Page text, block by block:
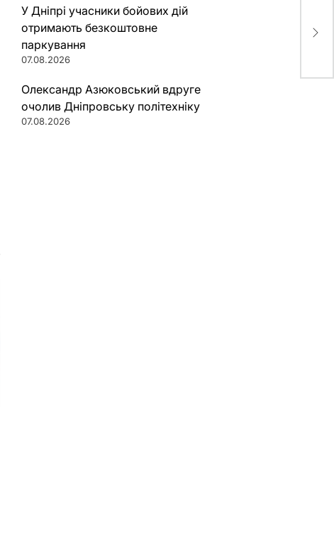
У Дніпрі учасники бойових дій
отримають безкоштовне
паркування
07.08.2026
Олександр Азюковський вдруге
очолив Дніпровську політехніку
07.08.2026